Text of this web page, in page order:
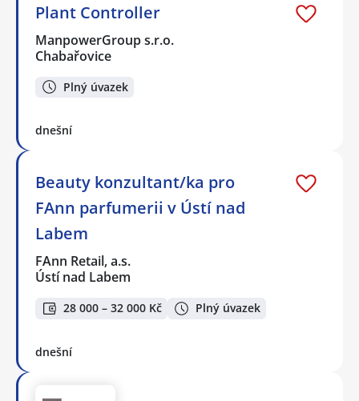
Plant Controller
ManpowerGroup s.r.o.
Chabařovice
Plný úvazek
dnešní
Beauty konzultant/ka pro
FAnn parfumerii v Ústí nad
Labem
FAnn Retail, a.s.
Ústí nad Labem
28 000 – 32 000 Kč Plný úvazek
dnešní